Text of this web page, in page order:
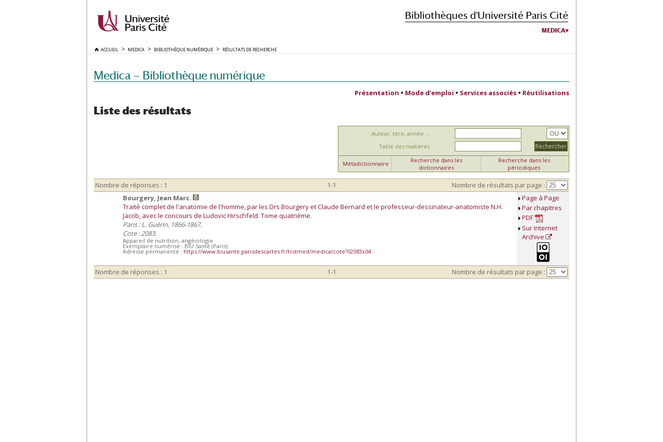
Bibliothèques d'Université Paris Cité
MEDICA
ACCUEIL MEDICA BIBLIOTHÈQUE NUMÉRIQUE RÉSULTATS DE RECHERCHE
Medica — Bibliothèque numérique
Présentation • Mode d’emploi • Services associés • Réutilisations
Liste des résultats
Auteur, titre, année ...
Table des matières
Métadictionnaire
Recherche dans les
dictionnaires
Recherche dans les
périodiques
Nombre de réponses : 1 1-1
Nombre de résultats par page :
Bourgery, Jean Marc.
Traité complet de l'anatomie de l'homme, par les Drs Bourgery et Claude Bernard et le professeur-dessinateur-anatomiste N.H.
Jacob, avec le concours de Ludovic Hirschfeld. Tome quatrième.
Paris : L. Guérin, 1866-1867.
Cote : 2083.
Appareil de nutrition, angéiologie
Exemplaire numérisé : BIU Santé (Paris)
Adresse permanente : https://www.biusante.parisdescartes.fr/histmed/medica/cote?02083x04
Page à Page
Par chapitres
PDF
Sur Internet
Archive
Nombre de réponses : 1 1-1 Nombre de résultats par page :